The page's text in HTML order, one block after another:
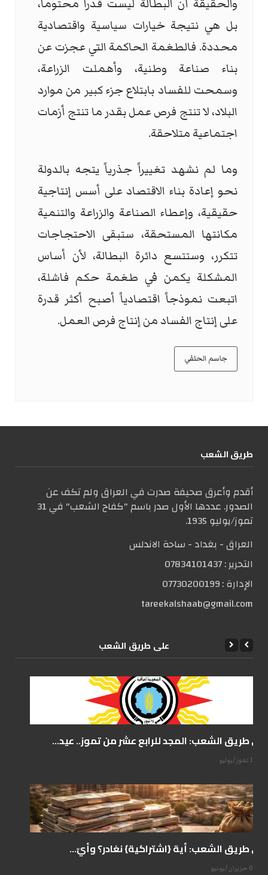
والحقيقة أن البطالة ليست قدراً محتوماً،
بل هي نتيجة خيارات سياسية واقتصادية
محددة. فالطغمة الحاكمة التي عجزت عن
بناء صناعة وطنية، وأهملت الزراعة،
وسمحت للفساد بابتلاع جزء كبير من موارد
البلاد، لا تنتج فرص عمل بقدر ما تنتج أزمات
اجتماعية متلاحقة.
وما لم نشهد تغييراً جذرياً يتجه بالدولة
نحو إعادة بناء الاقتصاد على أسس إنتاجية
حقيقية، وإعطاء الصناعة والزراعة والتنمية
مكانتها المستحقة، ستبقى الاحتجاجات
تتكرر، وستتسع دائرة البطالة، لأن أساس
المشكلة يكمن في طغمة حكم فاشلة،
اتبعت نموذجاً اقتصادياً أصبح أكثر قدرة
على إنتاج الفساد من إنتاج فرص العمل.
جاسم الحلفي
طریق الشعب
أقدم وأعرق صحيفة صدرت في العراق ولم تكف عن
الصدور. عددها الأول صدر باسم "كفاح الشعب" في 31
تموز/يوليو 1935.
العراق - بغداد - ساحة الاندلس
التحریر :07834101437
الإدارة :07730200199
tareekalshaab@gmail.com
علی طریق الشعب
على طريق الشعب: المجد للرابع عشر من تموز.. عيد...
14 تموز/يوليو
على طريق الشعب: أية {اشتراكية} نغادر؟ وأيّ...
07 حزيران/يونيو